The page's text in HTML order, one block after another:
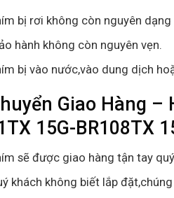
bị rơi không còn nguyên dạng
hành không còn nguyên vẹn.
bị vào nước,vào dung dịch
Giao Hàng –
15G-BR108TX
sẽ được giao hàng tận tay
khách không biết lắp